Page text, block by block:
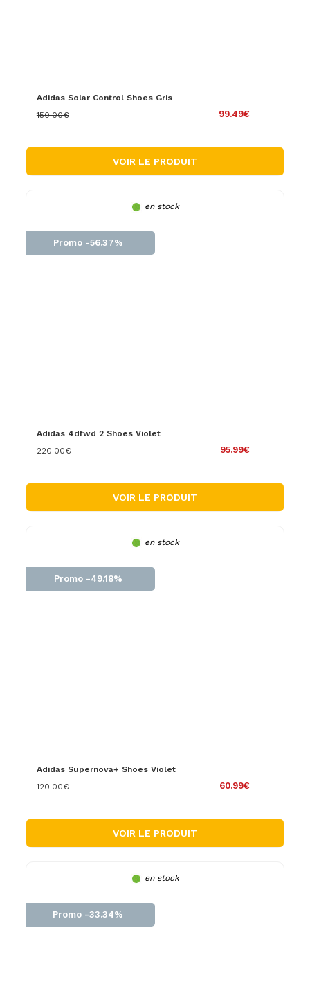
Adidas Solar Control Shoes Gris
99.49€
150.00€
VOIR LE PRODUIT
en stock
Promo -56.37%
Adidas 4dfwd 2 Shoes Violet
95.99€
220.00€
VOIR LE PRODUIT
en stock
Promo -49.18%
Adidas Supernova+ Shoes Violet
60.99€
120.00€
VOIR LE PRODUIT
en stock
Promo -33.34%